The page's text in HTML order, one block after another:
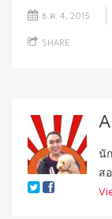
ธ.ค. 4, 2015
SHARE
นั
ส